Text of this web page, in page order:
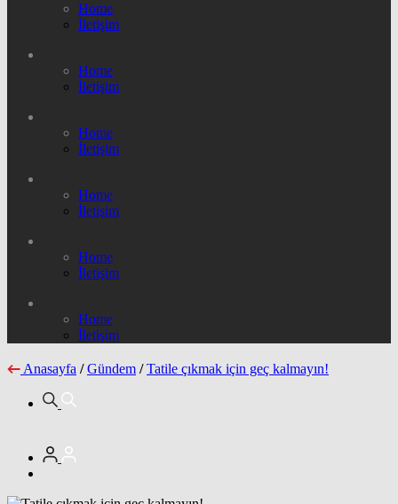
Home
İletişim
Home
İletişim
Home
İletişim
Home
İletişim
Home
İletişim
Home
İletişim
Anasayfa / Gündem / Tatile çıkmak için geç kalmayın!